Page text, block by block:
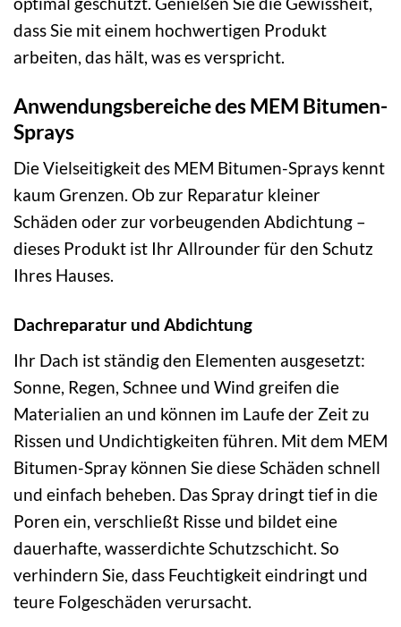
dass Sie mit einem hochwertigen Produkt
arbeiten, das hält, was es verspricht.
Anwendungsbereiche des MEM Bitumen-
Sprays
Die Vielseitigkeit des MEM Bitumen-Sprays kennt
kaum Grenzen. Ob zur Reparatur kleiner
Schäden oder zur vorbeugenden Abdichtung –
dieses Produkt ist Ihr Allrounder für den Schutz
Ihres Hauses.
Dachreparatur und Abdichtung
Ihr Dach ist ständig den Elementen ausgesetzt:
Sonne, Regen, Schnee und Wind greifen die
Materialien an und können im Laufe der Zeit zu
Rissen und Undichtigkeiten führen. Mit dem MEM
Bitumen-Spray können Sie diese Schäden schnell
und einfach beheben. Das Spray dringt tief in die
Poren ein, verschließt Risse und bildet eine
dauerhafte, wasserdichte Schutzschicht. So
verhindern Sie, dass Feuchtigkeit eindringt und
teure Folgeschäden verursacht.